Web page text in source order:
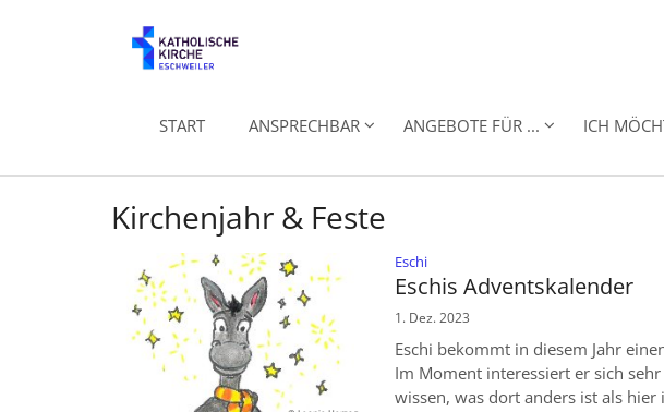
START ANSPRECHBAR ANGEBOTE FÜR ... ICH
Kirchenjahr & Feste
Eschi:
Eschis Adventskalender
1. Dez. 2023
Eschi bekommt in diesem Jahr
Im Moment interessiert er sich
wissen, was dort anders ist als hier